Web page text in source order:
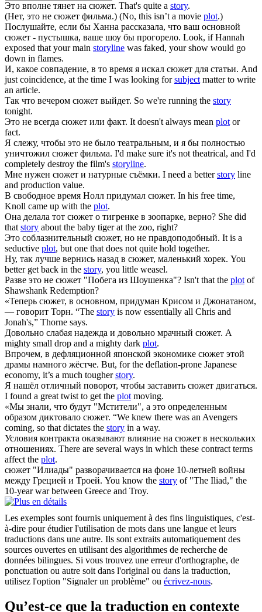
Это вполне тянет на сюжет. That's quite a story.
(Нет, это не сюжет фильма.) (No, this isn’t a movie plot.)
Послушайте, если бы Ханна рассказала, что ваш основной
сюжет - пустышка, ваше шоу бы прогорело. Look, if Hannah
exposed that your main storyline was faked, your show would go
down in flames.
И, какое совпадение, в то время я искал сюжет для статьи. And
just coincidence, at the time I was looking forsubjectmatter to write
an article.
Так что вечером сюжет выйдет. So we're running the story
tonight.
Это не всегда сюжет или факт. It doesn't always mean plotor
fact.
Я слежу, чтобы это не было театральным, и я бы полностью
уничтожил сюжет фильма. I'd make sure it's not theatrical, and I'd
completely destroy the film's storyline.
Мне нужен сюжет и натурные съёмки. I need a betterstory line
and production value.
В свободное время Нолл придумал сюжет. In his free time,
Knoll came up with the plot.
Она делала тот сюжет о тигренке в зоопарке, верно? She did
thatstory about the baby tiger at the zoo, right?
Это соблазнительный сюжет, но не правдоподобный. It is a
seductive plot, but one that does not quite hold together.
Ну, так лучше вернись назад в сюжет, маленький хорек. You
better get back in the story, you little weasel.
Разве это не сюжет "Побега из Шоушенка"? Isn't that the plotof
Shawshank Redemption?
«Теперь сюжет, в основном, придуман Крисом и Джонатаном,
— говорит Торн. “The story is now essentially all Chris and
Jonah's,” Thorne says.
Довольно слабая надежда и довольно мрачный сюжет. A
mighty small drop and a mighty dark plot.
Впрочем, в дефляционной японской экономике сюжет этой
драмы намного жёстче. But, for the deflation-prone Japanese
economy, it’s a much tougherstory.
Я нашёл отличный поворот, чтобы заставить сюжет двигаться.
I found a great twist to get the plotmoving.
«Мы знали, что будут "Мстители", а это определенным
образом диктовало сюжет. “We knew there was an Avengers
coming, so that dictates the story in a way.
Условия контракта оказывают влияние на сюжет в нескольких
отношениях. There are several ways in which these contract terms
affect the plot.
сюжет "Илиады" разворачивается на фоне 10-летней войны
между Грецией и Троей. You know the story of "The Iliad," the
10-year war between Greece and Troy.
Les exemples sont fournis uniquement à des fins linguistiques, c'est-
à-dire pour étudier l'utilisation de mots dans une langue et leurs
traductions dans une autre. Ils sont extraits automatiquement des
sources ouvertes en utilisant des algorithmes de recherche de
données bilingues. Si vous trouvez une erreur d'orthographe, de
ponctuation ou autre soit dans l'original ou dans la traduction,
utilisez l'option "Signaler un problème" ou écrivez-nous.
Qu’est-ce que la traduction en contexte